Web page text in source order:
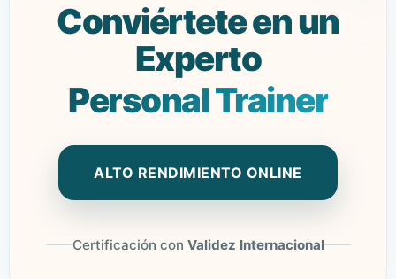
Conviértete en un
Experto
Personal Trainer
ALTO RENDIMIENTO ONLINE
Certificación con Validez Internacional